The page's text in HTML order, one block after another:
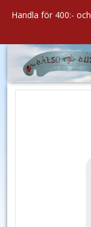
Handla för 400:-